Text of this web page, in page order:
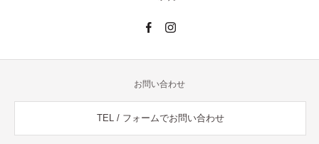
お問い合わせ
TEL / フォームでお問い合わせ